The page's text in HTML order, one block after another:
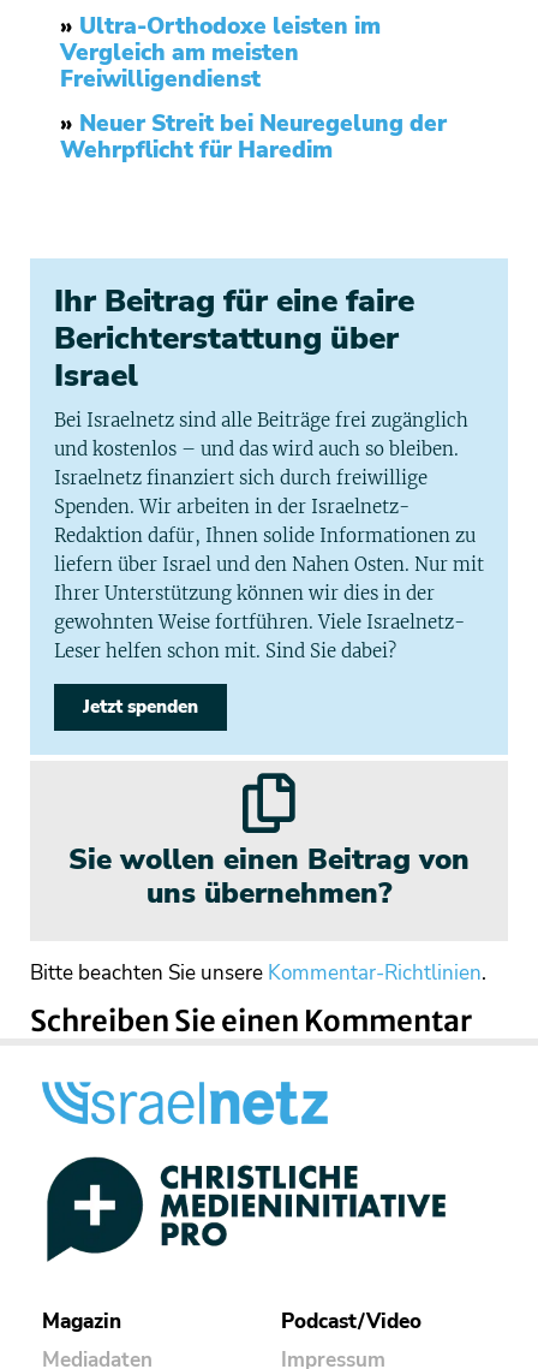
» Ultra-Orthodoxe leisten im
Vergleich am meisten
Freiwilligendienst
» Neuer Streit bei Neuregelung der
Wehrpflicht für Haredim
Ihr Beitrag für eine faire
Berichterstattung über
Israel
Bei Israelnetz sind alle Beiträge frei zugänglich
und kostenlos – und das wird auch so bleiben.
Israelnetz finanziert sich durch freiwillige
Spenden. Wir arbeiten in der Israelnetz-
Redaktion dafür, Ihnen solide Informationen zu
liefern über Israel und den Nahen Osten. Nur mit
Ihrer Unterstützung können wir dies in der
gewohnten Weise fortführen. Viele Israelnetz-
Leser helfen schon mit. Sind Sie dabei?
Jetzt spenden
Sie wollen einen Beitrag von
uns übernehmen?
Bitte beachten Sie unsere Kommentar-Richtlinien.
Schreiben Sie einen Kommentar
Magazin
Mediadaten
Podcast/Video
Impressum